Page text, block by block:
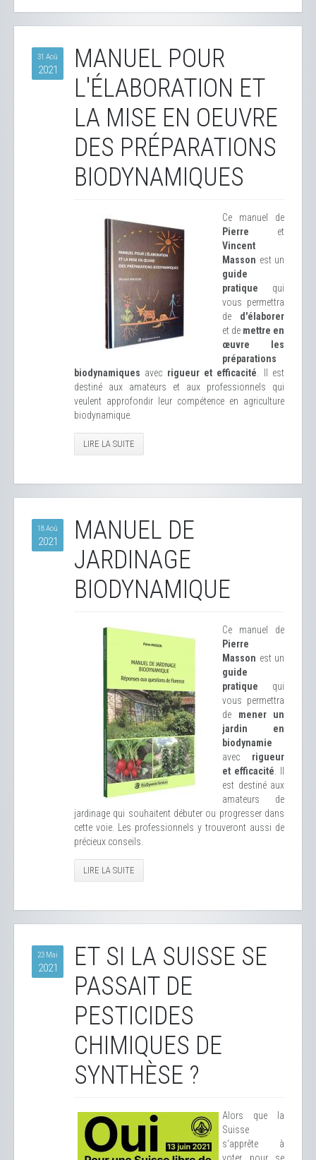
31 Aoû
2021
MANUEL POUR
L'ÉLABORATION ET
LA MISE EN OEUVRE
DES PRÉPARATIONS
BIODYNAMIQUES
Ce manuel de
Pierre et
Vincent
Masson est un
guide
pratique qui
vous permettra
de d'élaborer
et de mettre en
œuvre les
préparations
biodynamiques avec rigueur et efficacité . Il est
destiné aux amateurs et aux professionnels qui
veulent approfondir leur compétence en agriculture
biodynamique.
LIRE LA SUITE
18 Aoû
2021
MANUEL DE
JARDINAGE
BIODYNAMIQUE
Ce manuel de
Pierre
Masson est un
guide
pratique qui
vous permettra
de mener un
jardin en
biodynamie
avec rigueur
et efficacité
est destiné aux
amateurs de
jardinage qui souhaitent débuter ou progresser dans
cette voie. Les professionnels y trouveront aussi de
précieux conseils.
LIRE LA SUITE
23 Mai
2021
ET SI LA SUISSE SE
PASSAIT DE
PESTICIDES
CHIMIQUES DE
SYNTHÈSE ?
Alors que la
Suisse
s'apprête à